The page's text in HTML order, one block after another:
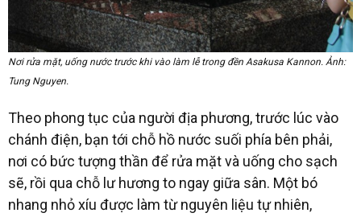
Nơi rửa mặt, uống nước trước khi vào làm lễ trong đền Asakusa Kannon. Ảnh:
Tung Nguyen.
Theo phong tục của người địa phương, trước lúc vào
chánh điện, bạn tới chỗ hồ nước suối phía bên phải,
nơi có bức tượng thần để rửa mặt và uống cho sạch
sẽ, rồi qua chỗ lư hương to ngay giữa sân. Một bó
nhang nhỏ xíu được làm từ nguyên liệu tự nhiên,